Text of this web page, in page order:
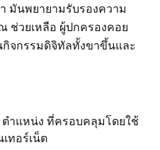
มันพยายามรับรองความ
ช่วยเหลือ ผู้ปกครองคอย
จกรรมดิจิทัลทั้งขาขึ้นและ
ำแหน่ง ที่ครอบคลุมโดยใช้
ทอร์เน็ต